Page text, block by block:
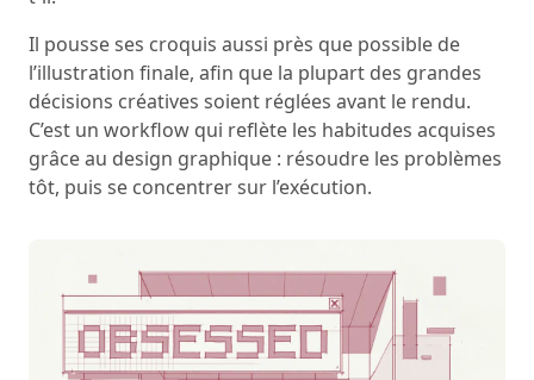
Il pousse ses croquis aussi près que possible de
l’illustration finale, afin que la plupart des grandes
décisions créatives soient réglées avant le rendu.
C’est un workflow qui reflète les habitudes acquises
grâce au design graphique : résoudre les problèmes
tôt, puis se concentrer sur l’exécution.